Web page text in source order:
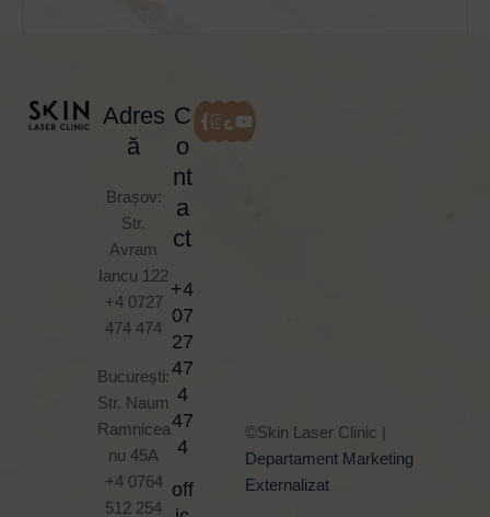
Adres
ă
Brașov:
Str.
Avram
Iancu 122
+4 0727
474 474
București:
Str. Naum
Ramnicea
nu 45A
+4 0764
512 254
C
o
nt
a
ct
+4
07
27
47
4
47
4
off
©Skin Laser Clinic |
Departament Marketing
Externalizat